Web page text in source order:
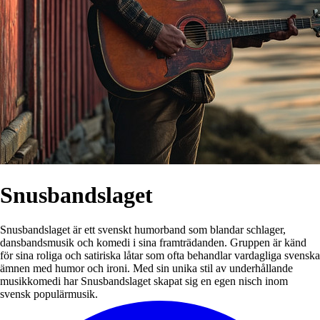
Snusbandslaget
Snusbandslaget är ett svenskt humorband som blandar schlager,
dansbandsmusik och komedi i sina framträdanden. Gruppen är känd
för sina roliga och satiriska låtar som ofta behandlar vardagliga svenska
ämnen med humor och ironi. Med sin unika stil av underhållande
musikkomedi har Snusbandslaget skapat sig en egen nisch inom
svensk populärmusik.